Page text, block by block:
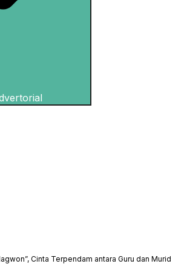
Cinta Terpendam antara Guru dan Murid